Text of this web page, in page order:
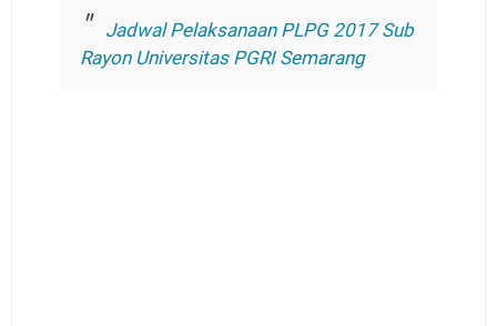
Jadwal Pelaksanaan PLPG 2017 Sub
Rayon Universitas PGRI Semarang